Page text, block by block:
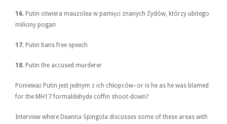
16. Putin otwiera mauzolea w pamięci znanych Żydów, którzy ubitego
miliony pogan
17. Putin bans free speech
18. Putin the accused murderer
Ponieważ Putin jest jednym z ich chłopców–or is he as he was blamed
for the MH17 formaldehyde coffin shoot-down?
Interview where Deanna Spingola discusses some of these areas with